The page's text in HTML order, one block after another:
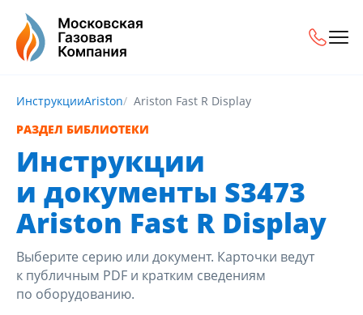
ИнструкцииAriston
Ariston Fast R Display
РАЗДЕЛ БИБЛИОТЕКИ
Инструкции
и документы S3473
Ariston Fast R Display
Выберите серию или документ. Карточки ведут
к публичным PDF и кратким сведениям
по оборудованию.